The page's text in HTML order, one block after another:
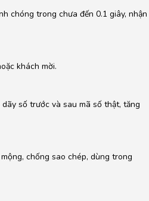
chóng trong chưa đến 0.1 giây, nhận
khách mời.
số trước và sau mã số thật, tăng
chống sao chép, dùng trong